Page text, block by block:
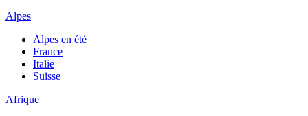
Alpes
Alpes en été
France
Italie
Suisse
Afrique